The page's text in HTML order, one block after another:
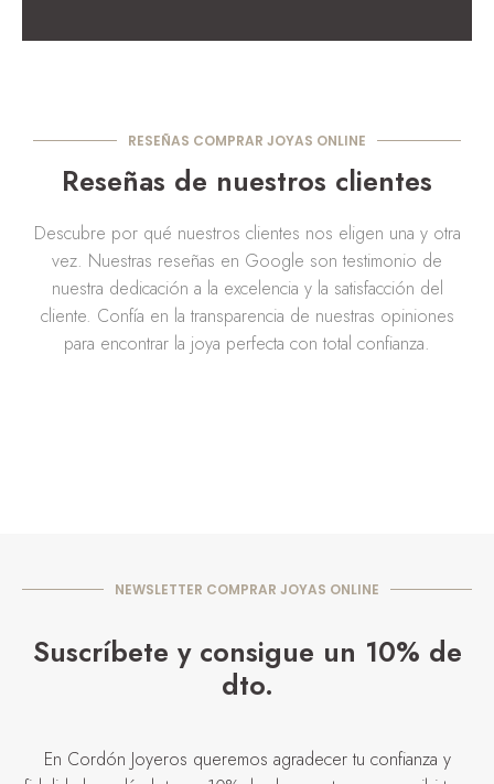
RESEÑAS COMPRAR JOYAS ONLINE
Reseñas de nuestros clientes
Descubre por qué nuestros clientes nos eligen una y otra
vez. Nuestras reseñas en Google son testimonio de
nuestra dedicación a la excelencia y la satisfacción del
cliente. Confía en la transparencia de nuestras opiniones
para encontrar la joya perfecta con total confianza.
NEWSLETTER COMPRAR JOYAS ONLINE
Suscríbete y consigue un 10% de
dto.
En Cordón Joyeros queremos agradecer tu confianza y